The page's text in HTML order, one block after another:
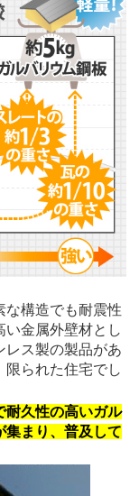
構造でも耐震性
い金属外壁材とし
レス製の製品があ
限られた住宅でし
耐久性の高いガル
集まり、普及して